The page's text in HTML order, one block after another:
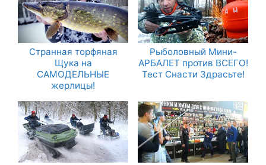
Странная торфяная
Щука на
САМОДЕЛЬНЫЕ
жерлицы!
Рыболовный Мини-
АРБАЛЕТ против ВСЕГО!
Тест Снасти Здрасьте!